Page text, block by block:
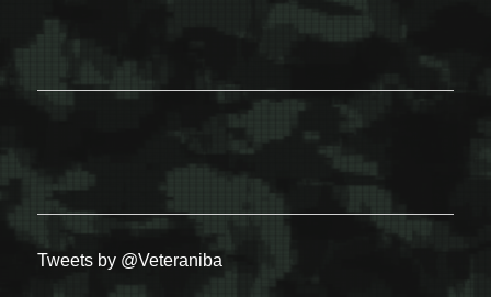
Tweets by @Veteraniba